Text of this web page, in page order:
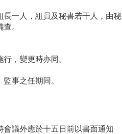
一人，組員及秘書若干人，由秘
。
，變更時亦同。
事之任期同。
議外應於十五日前以書面通知